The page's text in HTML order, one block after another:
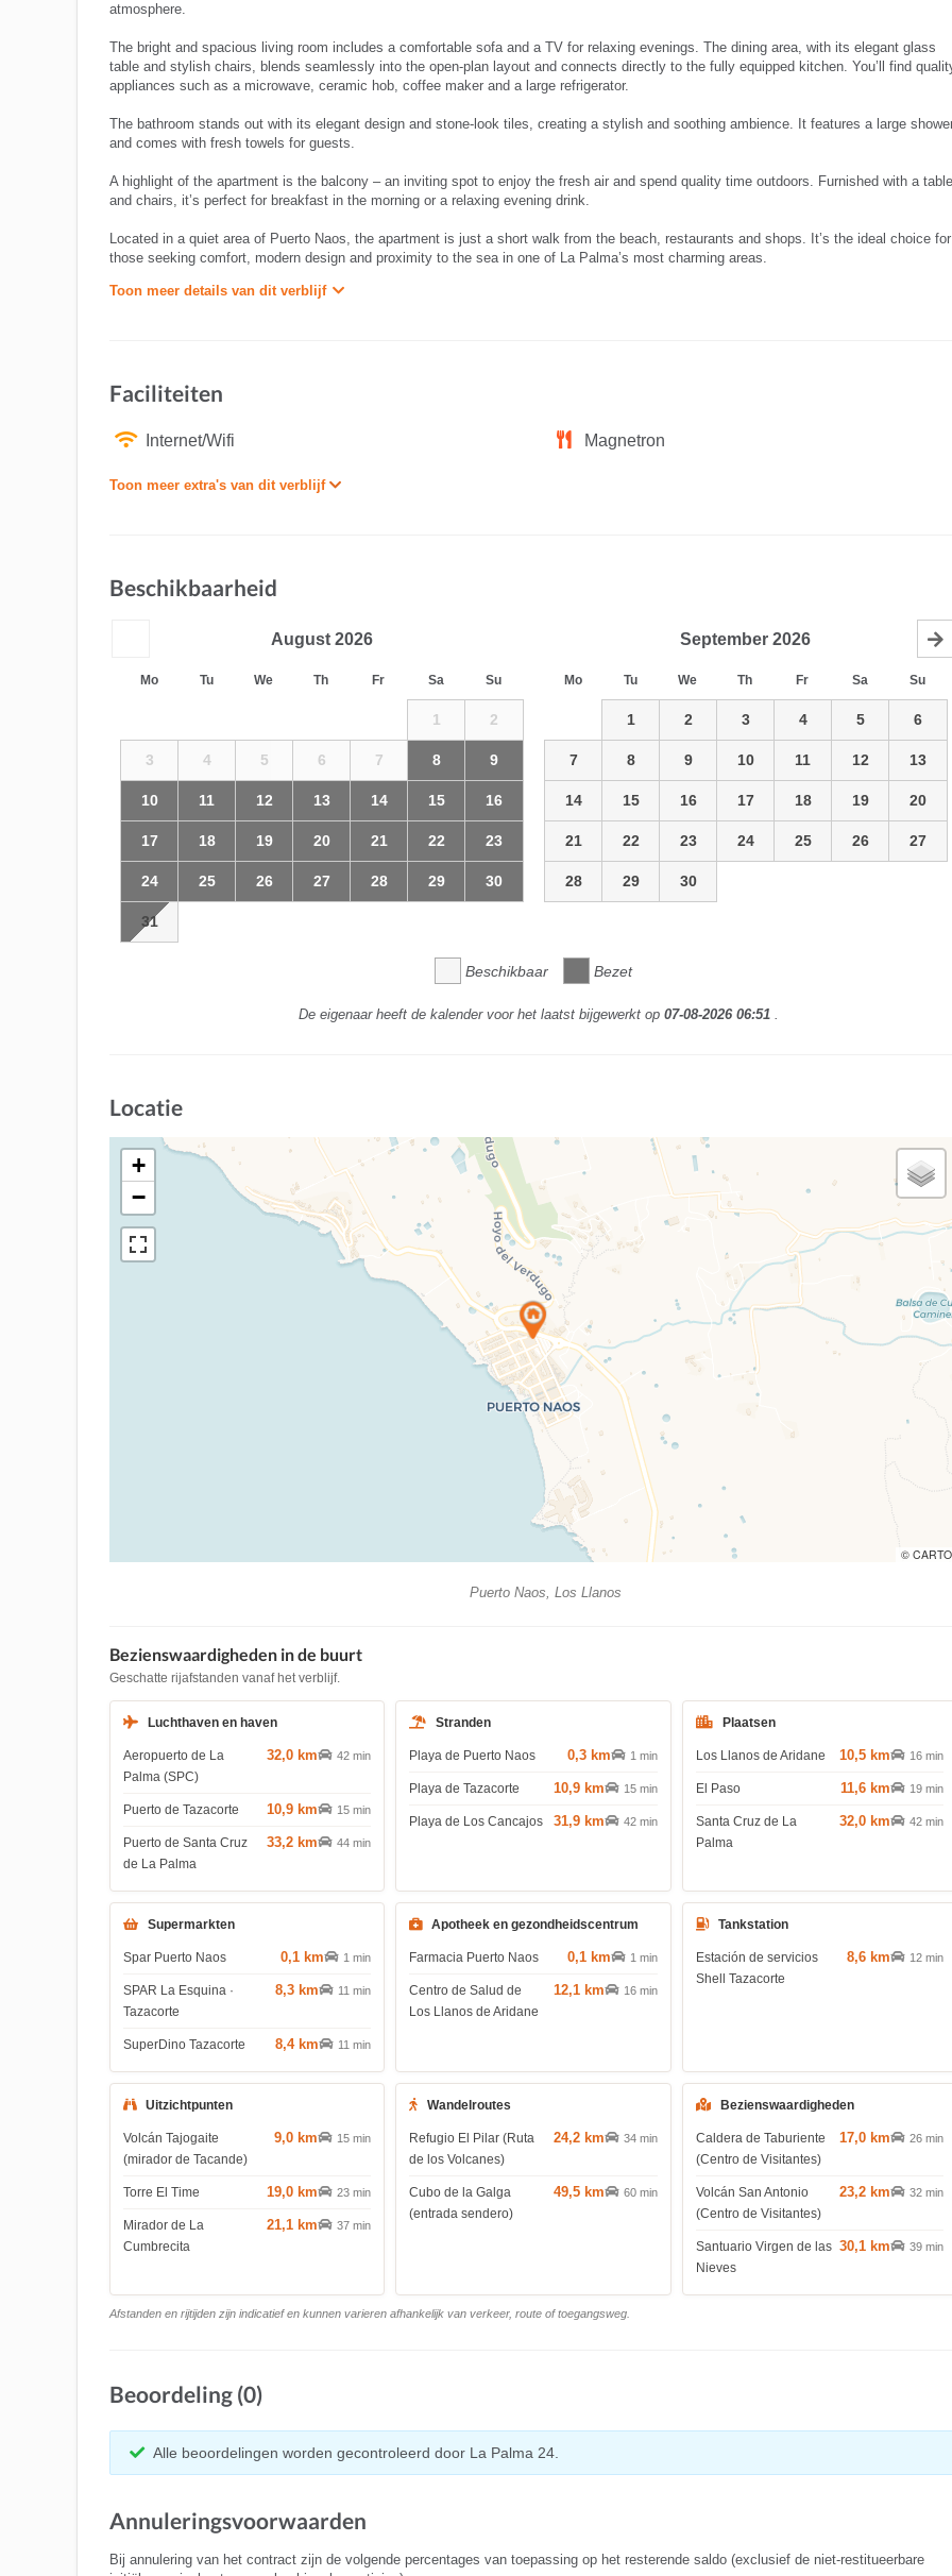
atmosphere.
The bright and spacious living room includes a comfortable sofa and a TV for relaxing evenings. The dining area, with its elegant glass
table and stylish chairs, blends seamlessly into the open-plan layout and connects directly to the fully equipped kitchen. You’ll find
appliances such as a microwave, ceramic hob, coffee maker and a large refrigerator.
The bathroom stands out with its elegant design and stone-look tiles, creating a stylish and soothing ambience. It features a large
and comes with fresh towels for guests.
A highlight of the apartment is the balcony – an inviting spot to enjoy the fresh air and spend quality time outdoors. Furnished with a table
and chairs, it’s perfect for breakfast in the morning or a relaxing evening drink.
Located in a quiet area of Puerto Naos, the apartment is just a short walk from the beach, restaurants and shops. It’s the ideal choice for
those seeking comfort, modern design and proximity to the sea in one of La Palma’s most charming areas.
Toon meer details van dit verblijf
Faciliteiten
Internet/Wifi Magnetron
Toon meer extra's van dit verblijf
Beschikbaarheid
August 2026
Mo Tu We Th Fr Sa Su
1 2
3 4 5 6 7 8 9
10 11 12 13 14 15 16
17 18 19 20 21 22 23
24 25 26 27 28 29 30
31
September 2026
Mo Tu We Th Fr Sa Su
1 2 3 4 5 6
7 8 9 10 11 12 13
14 15 16 17 18 19 20
21 22 23 24 25 26 27
28 29 30
Beschikbaar Bezet
De eigenaar heeft de kalender voor het laatst bijgewerkt op 07-08-2026 06:51 .
Locatie
+
−
© CARTO
Puerto Naos, Los Llanos
Bezienswaardigheden in de buurt
Geschatte rijafstanden vanaf het verblijf.
Luchthaven en haven
Aeropuerto de La
Palma (SPC)
32,0 km 42 min
Puerto de Tazacorte 10,9 km 15 min
Puerto de Santa Cruz
de La Palma
33,2 km 44 min
Stranden
Playa de Puerto Naos 0,3 km 1 min
Playa de Tazacorte 10,9 km 15 min
Playa de Los Cancajos 31,9 km 42 min
Plaatsen
Los Llanos de Aridane 10,5 km 16 min
El Paso 11,6 km 19 min
Santa Cruz de La
Palma
32,0 km 42 min
Supermarkten
Spar Puerto Naos 0,1 km 1 min
SPAR La Esquina ·
Tazacorte
8,3 km 11 min
SuperDino Tazacorte 8,4 km 11 min
Apotheek en gezondheidscentrum
Farmacia Puerto Naos 0,1 km 1 min
Centro de Salud de
Los Llanos de Aridane
12,1 km 16 min
Tankstation
Estación de servicios
Shell Tazacorte
8,6 km 12 min
Uitzichtpunten
Volcán Tajogaite
(mirador de Tacande)
9,0 km 15 min
Torre El Time 19,0 km 23 min
Mirador de La
Cumbrecita
21,1 km 37 min
Wandelroutes
Refugio El Pilar (Ruta
de los Volcanes)
24,2 km 34 min
Cubo de la Galga
(entrada sendero)
49,5 km 60 min
Bezienswaardigheden
Caldera de Taburiente
(Centro de Visitantes)
17,0 km 26 min
Volcán San Antonio
(Centro de Visitantes)
23,2 km 32 min
Santuario Virgen de las
Nieves
30,1 km 39 min
Afstanden en rijtijden zijn indicatief en kunnen varieren afhankelijk van verkeer, route of toegangsweg.
Beoordeling (0)
Alle beoordelingen worden gecontroleerd door La Palma 24.
Annuleringsvoorwaarden
Bij annulering van het contract zijn de volgende percentages van toepassing op het resterende saldo (exclusief de niet-restitueerbare